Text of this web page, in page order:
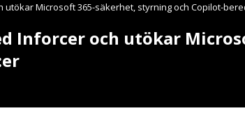
Microsoft 365-säkerhet, styrning och Copilot-
Inforcer och utökar